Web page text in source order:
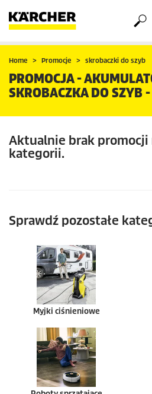
Koszyk
Lista życzeń
Home Promocje skrobaczki do szyb
PROMOCJA -
SKROBACZKA DO SZYB
Aktualnie brak
kategorii.
Sprawdź pozostałe
Myjki ciśnieniowe